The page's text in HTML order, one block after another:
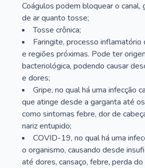
Coágulos podem bloquear o
de ar quanto tosse;
Tosse crônica;
Faringite, processo inflamatório
e regiões próximas. Pode ter
bacteriológica, podendo causar
e dores;
Gripe, no qual há uma infecção
que atinge desde a garganta até
como sintomas febre, dor de
nariz entupido;
COVID-19, no qual há uma
o organismo, causando desde
até dores, cansaço, febre, perda do